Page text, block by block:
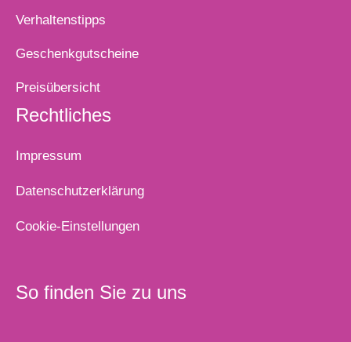
Verhaltenstipps
Geschenkgutscheine
Preisübersicht
Rechtliches
Impressum
Datenschutzerklärung
Cookie-Einstellungen
So finden Sie zu uns